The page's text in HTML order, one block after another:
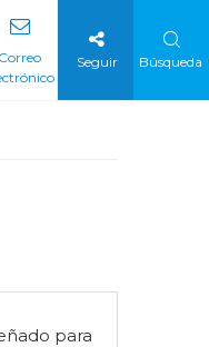
Correo
Seguir Búsqueda
para